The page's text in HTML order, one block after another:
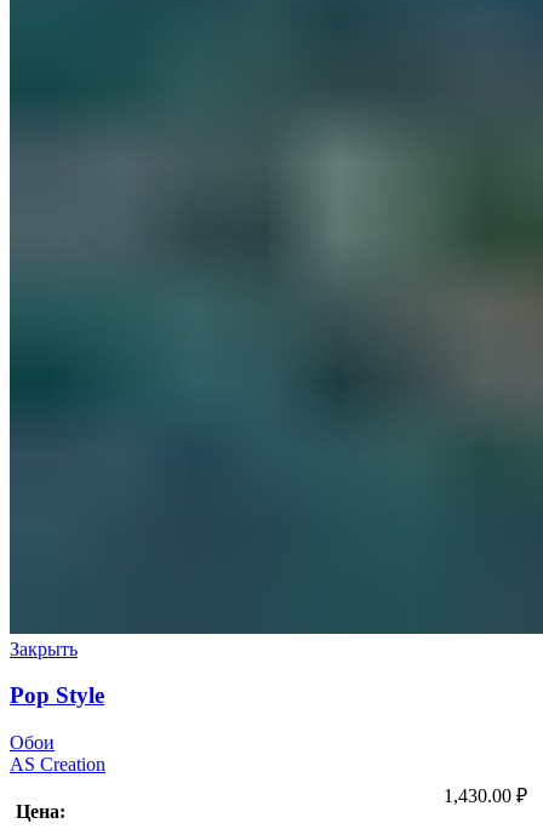
Закрыть
Pop Style
Обои
AS Creation
Цена:
1,430.00 ₽